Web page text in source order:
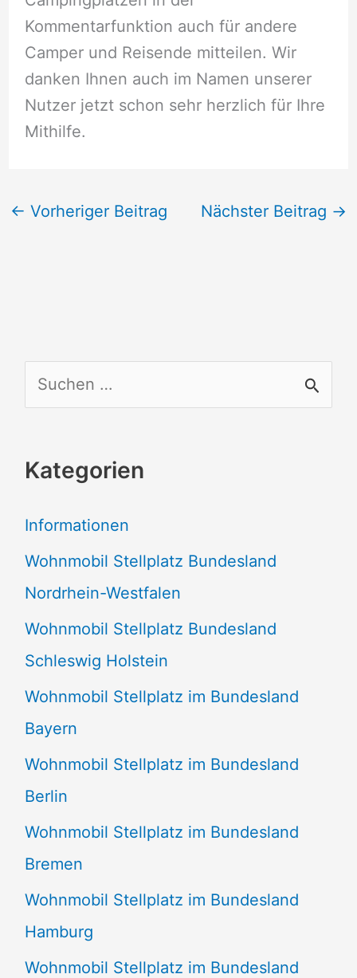
Kommentarfunktion auch für andere
Camper und Reisende mitteilen. Wir
danken Ihnen auch im Namen unserer
Nutzer jetzt schon sehr herzlich für Ihre
Mithilfe.
← Vorheriger Beitrag Nächster Beitrag →
u
h
n
n
a
c
h
:
Kategorien
Informationen
Wohnmobil Stellplatz Bundesland
Nordrhein-Westfalen
Wohnmobil Stellplatz Bundesland
Schleswig Holstein
Wohnmobil Stellplatz im Bundesland
Bayern
Wohnmobil Stellplatz im Bundesland
Berlin
Wohnmobil Stellplatz im Bundesland
Bremen
Wohnmobil Stellplatz im Bundesland
Hamburg
Wohnmobil Stellplatz im Bundesland